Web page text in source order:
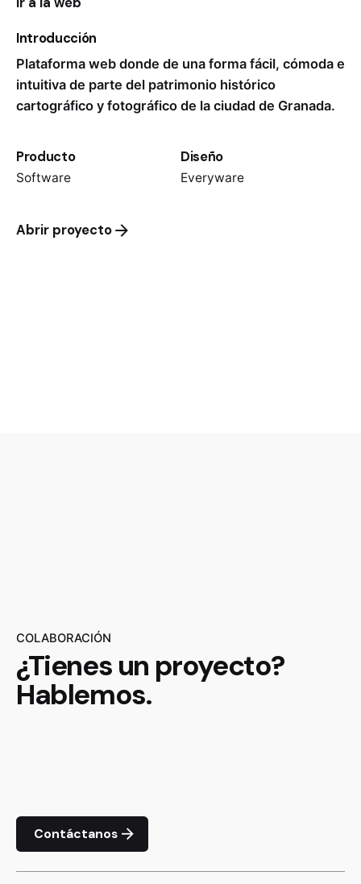
Introducción
Plataforma web donde de una forma fácil, cómoda e
intuitiva de parte del patrimonio histórico
cartográfico y fotográfico de la ciudad de Granada.
Producto
Software
Diseño
Everyware
Abrir proyecto
COLABORACIÓN
¿Tienes un proyecto?
Hablemos.
Contáctanos